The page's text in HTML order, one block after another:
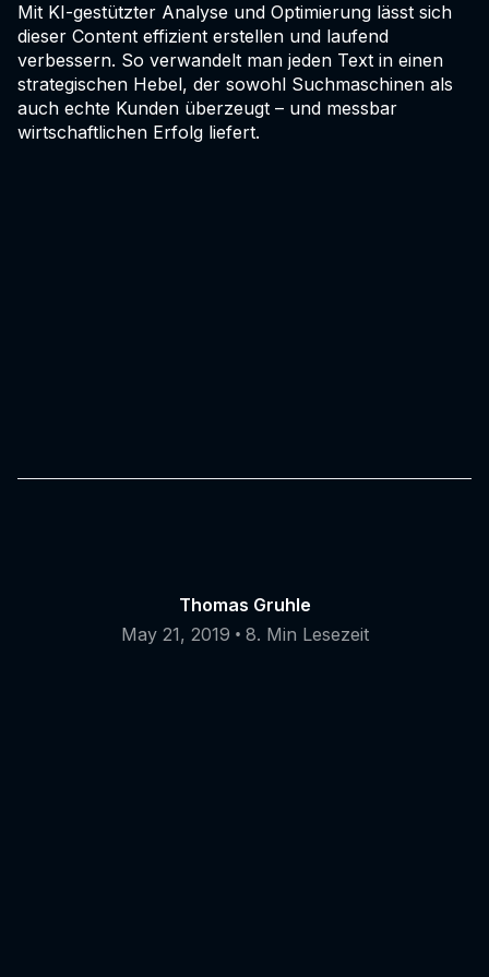
Mit KI-gestützter Analyse und Optimierung lässt sich
dieser Content effizient erstellen und laufend
verbessern. So verwandelt man jeden Text in einen
strategischen Hebel, der sowohl Suchmaschinen als
auch echte Kunden überzeugt – und messbar
wirtschaftlichen Erfolg liefert.
Thomas Gruhle
May 21, 2019 • 8. Min Lesezeit